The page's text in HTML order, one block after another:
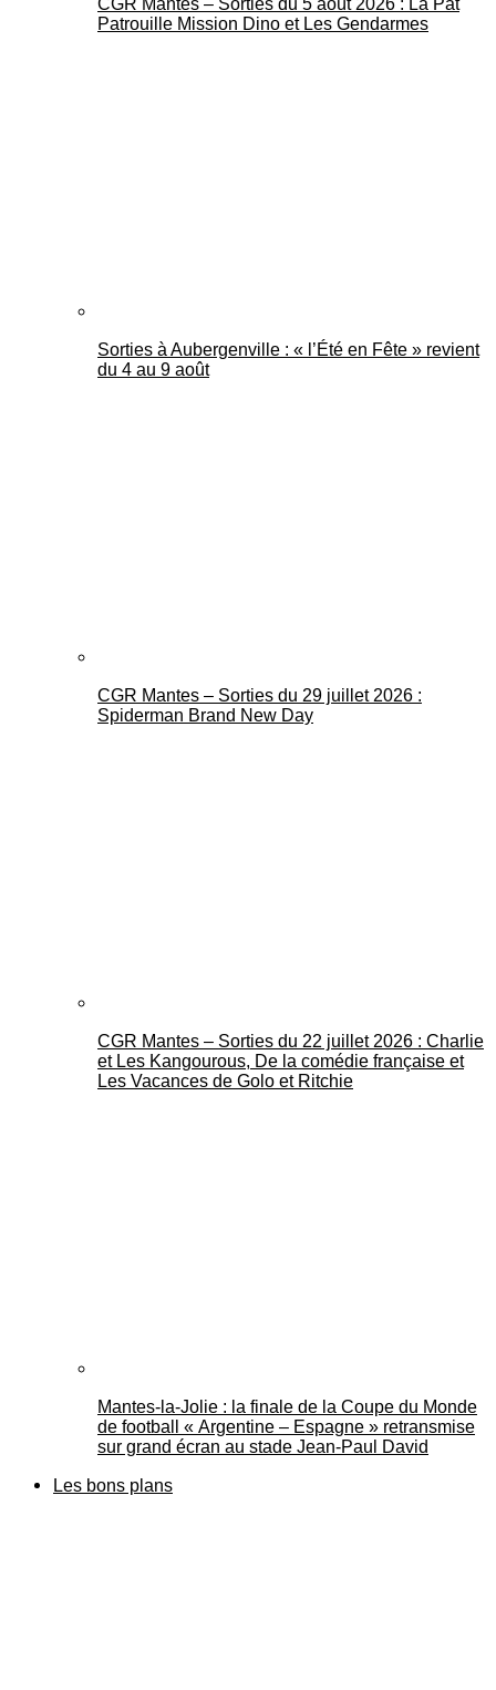
CGR Mantes – Sorties du 5 août 2026 : La Pat
Patrouille Mission Dino et Les Gendarmes
Sorties à Aubergenville : « l’Été en Fête » revient
du 4 au 9 août
CGR Mantes – Sorties du 29 juillet 2026 :
Spiderman Brand New Day
CGR Mantes – Sorties du 22 juillet 2026 : Charlie
et Les Kangourous, De la comédie française et
Les Vacances de Golo et Ritchie
Mantes-la-Jolie : la finale de la Coupe du Monde
de football « Argentine – Espagne » retransmise
sur grand écran au stade Jean-Paul David
Les bons plans